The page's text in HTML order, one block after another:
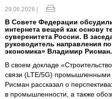
29.06.2026 |
В Совете Федерации
интернета вещей как основу
суверенитета России. В
руководитель направления
экономика» Владимир
В своем докладе
связи (LTE/5G)
Рисман рассказал о
в промышленности, а также